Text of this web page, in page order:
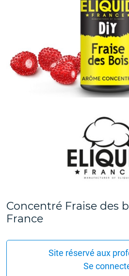
Concentré Fraise des
France
Site réservé aux
Se